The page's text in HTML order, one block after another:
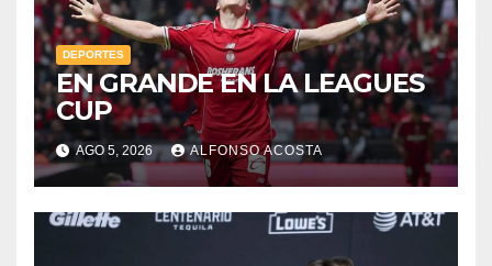
DEPORTES
EN GRANDE EN LA LEAGUES
CUP
AGO 5, 2026 ALFONSO ACOSTA